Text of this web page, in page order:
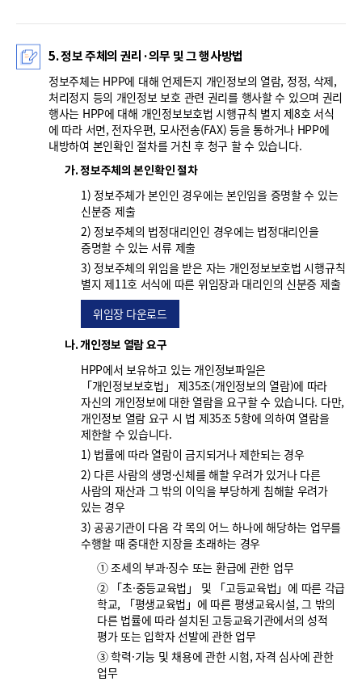
5. 정보 주체의 권리·의무 및 그 행사방법
정보주체는 HPP에 대해 언제든지 개인정보의 열람, 정정, 삭제,
처리정지 등의 개인정보 보호 관련 권리를 행사할 수 있으며 권리
행사는 HPP에 대해 개인정보보호법 시행규칙 별지 제8호 서식
에 따라 서면, 전자우편, 모사전송(FAX) 등을 통하거나 HPP에
내방하여 본인확인 절차를 거친 후 청구 할 수 있습니다.
가. 정보주체의 본인확인 절차
1) 정보주체가 본인인 경우에는 본인임을 증명할 수 있는
신분증 제출
2) 정보주체의 법정대리인인 경우에는 법정대리인을
증명할 수 있는 서류 제출
3) 정보주체의 위임을 받은 자는 개인정보보호법 시행규칙
별지 제11호 서식에 따른 위임장과 대리인의 신분증 제출
위임장 다운로드
나. 개인정보 열람 요구
HPP에서 보유하고 있는 개인정보파일은
「개인정보보호법」 제35조(개인정보의 열람)에 따라
자신의 개인정보에 대한 열람을 요구할 수 있습니다. 다만,
개인정보 열람 요구 시 법 제35조 5항에 의하여 열람을
제한할 수 있습니다.
1) 법률에 따라 열람이 금지되거나 제한되는 경우
2) 다른 사람의 생명·신체를 해할 우려가 있거나 다른
사람의 재산과 그 밖의 이익을 부당하게 침해할 우려가
있는 경우
3) 공공기관이 다음 각 목의 어느 하나에 해당하는 업무를
수행할 때 중대한 지장을 초래하는 경우
① 조세의 부과·징수 또는 환급에 관한 업무
② 「초·중등교육법」 및 「고등교육법」에 따른 각급
학교, 「평생교육법」에 따른 평생교육시설, 그 밖의
다른 법률에 따라 설치된 고등교육기관에서의 성적
평가 또는 입학자 선발에 관한 업무
③ 학력·기능 및 채용에 관한 시험, 자격 심사에 관한
업무